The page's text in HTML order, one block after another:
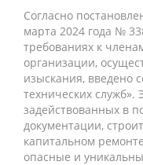
Согласно
марта 2024 года №
требованиях к
организации,
изыскания, введено
технических служб».
задействованных в
документации,
капитальном
опасные и